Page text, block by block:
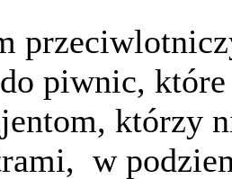
piwnic,
którzy
w